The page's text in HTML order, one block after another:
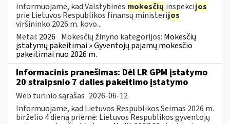
Informuojame, kad Valstybinės mokesčių inspekcijos
prie Lietuvos Respublikos finansų ministerijos
viršininko 2026 m. kovo...
Metai: 2026 Mokesčių žinyno kategorijos: Mokesčių
įstatymų pakeitimai » Gyventojų pajamų mokesčio
pakeitimai nuo 2026 m.
Informacinis pranešimas: Dėl LR GPM įstatymo
20 straipsnio 7 dalies pakeitimo įstatymo
Web turinio sąrašas 2026-06-12
Informuojame, kad Lietuvos Respublikos Seimas 2026 m.
birželio 4 dieną priėmė: Lietuvos Respublikos gyventojų